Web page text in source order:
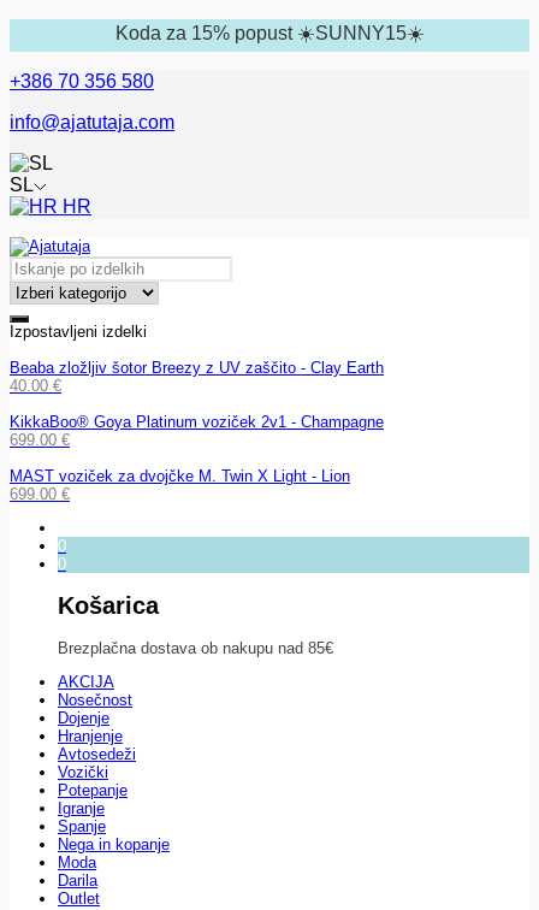
Koda za 15% popust ☀️SUNNY15☀️
+386 70 356 580
info@ajatutaja.com
SL
HR
Izpostavljeni izdelki
Beaba zložljiv šotor Breezy z UV zaščito - Clay Earth
40.00 €
KikkaBoo® Goya Platinum voziček 2v1 - Champagne
699.00 €
MAST voziček za dvojčke M. Twin X Light - Lion
699.00 €
0
0
Košarica
Brezplačna dostava ob nakupu nad 85€
AKCIJA
Nosečnost
Dojenje
Hranjenje
Avtosedeži
Vozički
Potepanje
Igranje
Spanje
Nega in kopanje
Moda
Darila
Outlet